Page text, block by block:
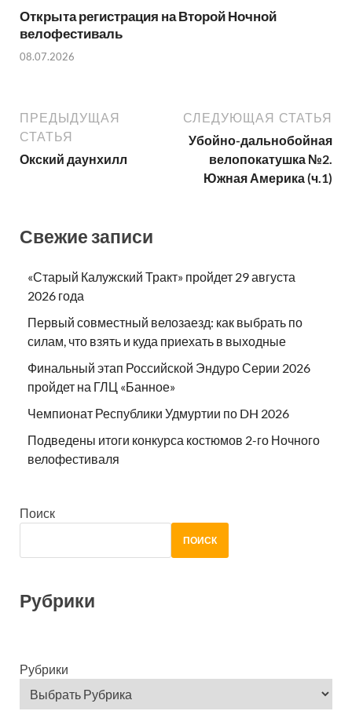
Открыта регистрация на Второй Ночной
велофестиваль
08.07.2026
ПРЕДЫДУЩАЯ
СТАТЬЯ
Окский даунхилл
СЛЕДУЮЩАЯ СТАТЬЯ
Убойно-дальнобойная
велопокатушка №2.
Южная Америка (ч.1)
Свежие записи
«Старый Калужский Тракт» пройдет 29 августа
2026 года
Первый совместный велозаезд: как выбрать по
силам, что взять и куда приехать в выходные
Финальный этап Российской Эндуро Серии 2026
пройдет на ГЛЦ «Банное»
Чемпионат Республики Удмуртии по DH 2026
Подведены итоги конкурса костюмов 2-го Ночного
велофестиваля
Поиск
ПОИСК
Рубрики
Рубрики